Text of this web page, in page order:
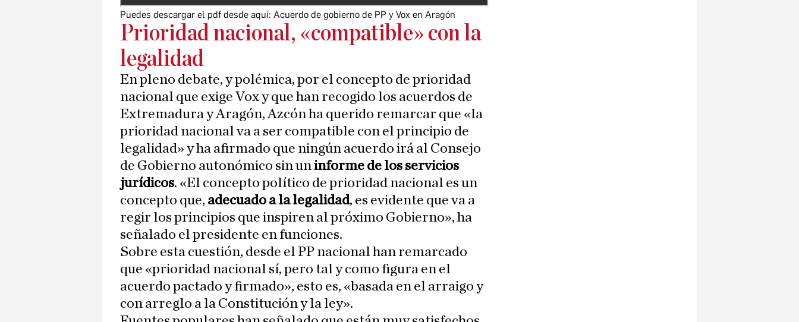
Puedes descargar el pdf desde aquí: Acuerdo de gobierno de PP y Vox en Aragón
Prioridad nacional, «compatible» con la
legalidad
En pleno debate, y polémica, por el concepto de prioridad
nacional que exige Vox y que han recogido los acuerdos de
Extremadura y Aragón, Azcón ha querido remarcar que «la
prioridad nacional va a ser compatible con el principio de
legalidad» y ha afirmado que ningún acuerdo irá al Consejo
de Gobierno autonómico sin uninforme de los servicios
jurídicos. «El concepto político de prioridad nacional es un
concepto que, adecuado a la legalidad, es evidente que va a
regir los principios que inspiren al próximo Gobierno», ha
señalado el presidente en funciones.
Sobre esta cuestión, desde el PP nacional han remarcado
que «prioridad nacional sí, pero tal y como figura en el
acuerdo pactado y firmado», esto es, «basada en el arraigo y
con arreglo a la Constitución y la ley».